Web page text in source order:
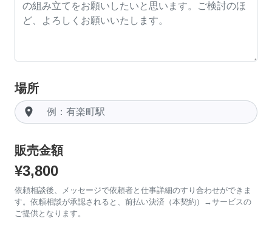
場所
room
販売金額
¥3,800
依頼相談後、メッセージで依頼者と仕事詳細のすり合わせができま
す。依頼相談が承認されると、前払い決済（本契約）→サービスの
ご提供となります。